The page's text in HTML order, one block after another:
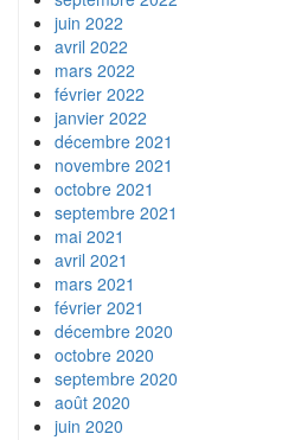
juin 2022
avril 2022
mars 2022
février 2022
janvier 2022
décembre 2021
novembre 2021
octobre 2021
septembre 2021
mai 2021
avril 2021
mars 2021
février 2021
décembre 2020
octobre 2020
septembre 2020
août 2020
juin 2020